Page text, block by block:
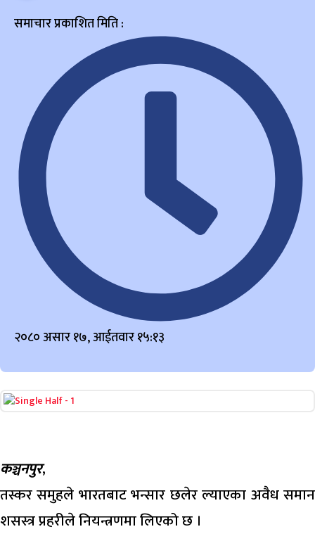
समाचार प्रकाशित मिति :
२०८० असार १७, आईतवार १५:१३
कञ्चनपुर,
तस्कर समुहले भारतबाट भन्सार छलेर ल्याएका अवैध समान
शसस्त्र प्रहरीले नियन्त्रणमा लिएको छ ।